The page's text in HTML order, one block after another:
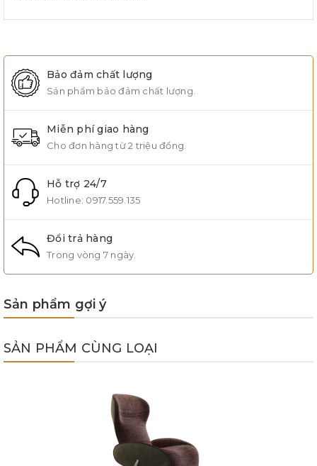
Bảo đảm chất lượng
Sản phẩm bảo đảm chất lượng.
Miễn phí giao hàng
Cho đơn hàng từ 2 triệu đồng.
Hỗ trợ 24/7
Hotline: 0917.559.135
Đổi trả hàng
Trong vòng 7 ngày.
Sản phẩm gợi ý
SẢN PHẨM CÙNG LOẠI